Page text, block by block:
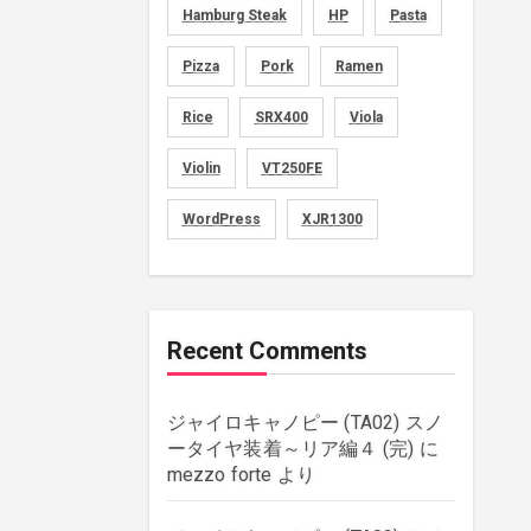
movies(1)
music(51)
plants(43)
rebuilding(6)
strings(179)
wordpress(8)
Hamburg Steak HP Pasta
Pizza Pork Ramen
Rice SRX400 Viola
Violin VT250FE
WordPress XJR1300
Recent Comments
ジャイロキャノピー (TA02) スノ
ータイヤ装着～リア編４ (完) に
mezzo forte より